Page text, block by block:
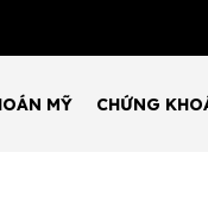
MỸ CHỨNG